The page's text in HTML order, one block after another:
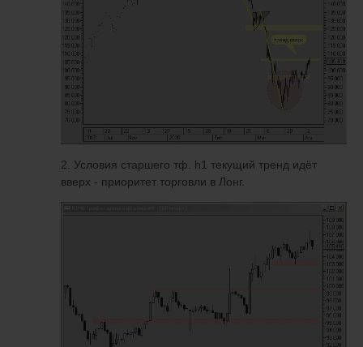
2. Условия старшего тф. h1 текущий тренд идёт
вверх - приоритет торговли в Лонг.